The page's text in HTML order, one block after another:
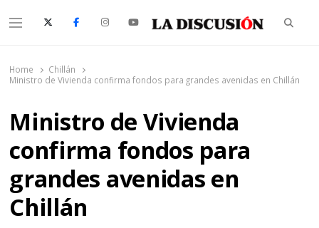
Menu
Home
Chillán
Ministro de Vivienda confirma fondos para grandes avenidas en Chillán
Ministro de Vivienda
confirma fondos para
grandes avenidas en
Chillán